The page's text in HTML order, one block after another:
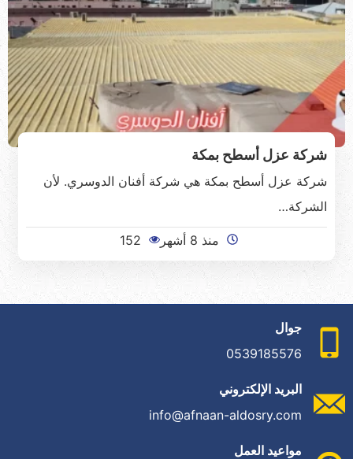
شركة عزل أسطح بمكة
شركة عزل أسطح بمكة هي شركة أفنان الدوسري. لأن
الشركة…
منذ 8 أشهر 152
جوال
0539185576
البريد الإلكتروني
info@afnaan-aldosry.com
مواعيد العمل